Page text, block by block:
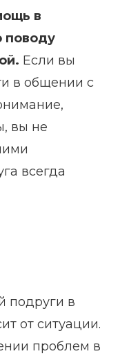
в
поводу
Если вы
в общении с
вы не
всегда
подруги в
от ситуации.
проблем в